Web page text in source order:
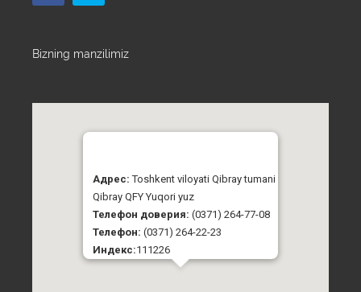
Bizning manzilimiz
Адрес:Toshkent viloyati Qibray tumani
Qibray QFY Yuqori yuz
Телефон доверия: (0371) 264-77-08
Телефон: (0371) 264-22-23
Индекс:111226